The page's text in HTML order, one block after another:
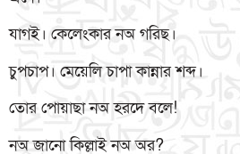
যাগই। কেলেংকার নঅ গরিছ।
চুপচাপ। মেয়েলি চাপা কান্নার শব্দ।
তোর পোয়াছা নঅ হরদে বলে!
নঅ জানো কিল্লাই নঅ অর?